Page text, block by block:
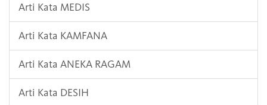
Arti Kata MEDIS
Arti Kata KAMFANA
Arti Kata ANEKA RAGAM
Arti Kata DESIH